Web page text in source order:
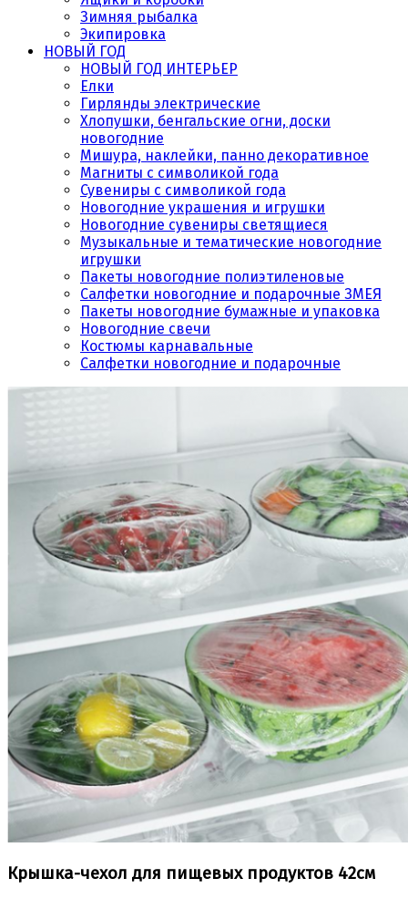
Зимняя рыбалка
Экипировка
НОВЫЙ ГОД
НОВЫЙ ГОД ИНТЕРЬЕР
Елки
Гирлянды электрические
Хлопушки, бенгальские огни, доски
новогодние
Мишура, наклейки, панно декоративное
Магниты с символикой года
Сувениры с символикой года
Новогодние украшения и игрушки
Новогодние сувениры светящиеся
Музыкальные и тематические новогодние
игрушки
Пакеты новогодние полиэтиленовые
Салфетки новогодние и подарочные ЗМЕЯ
Пакеты новогодние бумажные и упаковка
Новогодние свечи
Костюмы карнавальные
Салфетки новогодние и подарочные
Крышка-чехол для пищевых продуктов 42см